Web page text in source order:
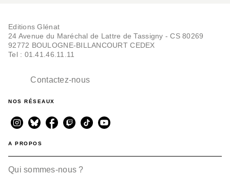
Editions Glénat
24 Avenue du Maréchal de Lattre de Tassigny - CS 80269
92772 BOULOGNE-BILLANCOURT CEDEX
Tel : 01.41.46.11.11
Contactez-nous
NOS RÉSEAUX
A PROPOS
Qui sommes-nous ?